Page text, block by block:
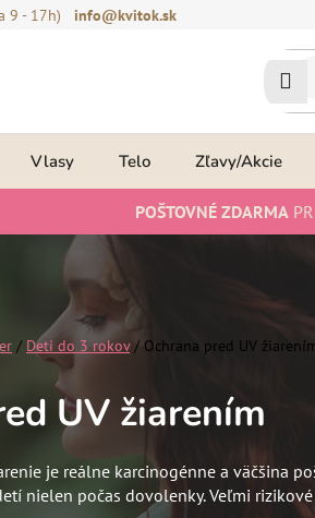
9 - 17h) info@kvitok.sk
Vlasy Telo Zľavy/Akcie
POŠTOVNÉ ZDARMA
/ Deti do 3 rokov / Ochrana pred UV
UV žiarením
je reálne karcinogénne a väčšina
nielen počas dovolenky. Veľmi